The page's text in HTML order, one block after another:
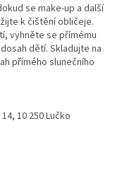
se make-up a další
k čištění obličeje.
vyhněte se přímému
dětí. Skladujte na
přímého slunečního
10 250 Lučko